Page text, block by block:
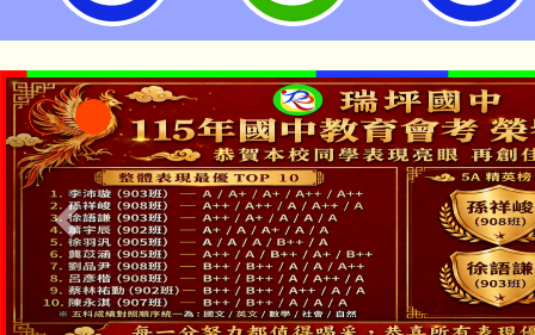
「本色祭」8/29、30在